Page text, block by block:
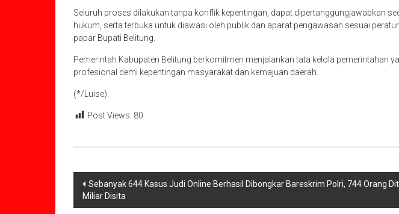
Seluruh proses dilakukan tanpa konflik kepentingan, dapat dipertanggungjawabkan
hukum, serta terbuka untuk diawasi oleh publik dan aparat pengawasan sesuai
papar Bupati Belitung.
Pemerintah Kabupaten Belitung berkomitmen menjalankan tata kelola pemerintahan
profesional demi kepentingan masyarakat dan kemajuan daerah.
(*/Luise).
Post Views: 80
Navigasi
pos
Sebanyak 644 Kasus Judi Online Berhasil Dibongkar Bareskrim Polri, 744 Orang
Miliar Disita